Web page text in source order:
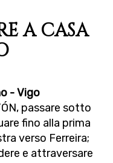
A CASA
- Vigo
passare sotto
fino alla prima
verso Ferreira;
e attraversare